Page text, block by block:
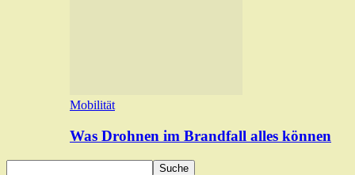
Mobilität
Was Drohnen im Brandfall alles können